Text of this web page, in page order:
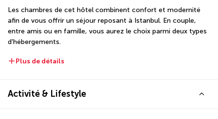
Les chambres de cet hôtel combinent confort et modernité
afin de vous offrir un séjour reposant à Istanbul. En couple,
entre amis ou en famille, vous aurez le choix parmi deux types
d'hébergements.
Plus de détails
Activité & Lifestyle